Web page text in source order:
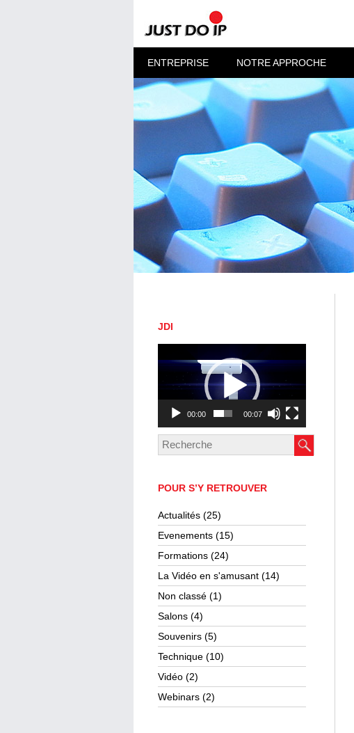
ENTREPRISE NOTRE APPROCHE
JDI
vidéo
00:00 00:07
POUR S’Y RETROUVER
Actualités (25)
Evenements (15)
Formations (24)
La Vidéo en s'amusant (14)
Non classé (1)
Salons (4)
Souvenirs (5)
Technique (10)
Vidéo (2)
Webinars (2)